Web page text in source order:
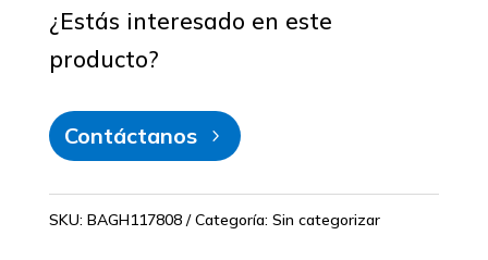
¿Estás interesado en este
producto?
Contáctanos
SKU: BAGH117808 Categoría: Sin categorizar